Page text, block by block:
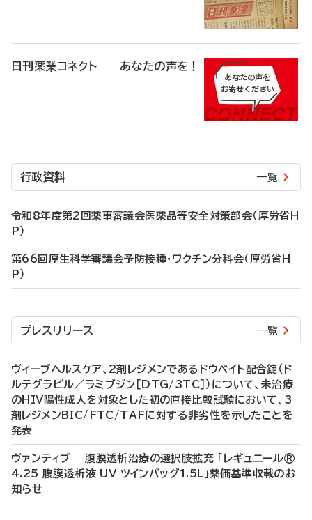
日刊薬業コネクト あなたの声を！
行政資料 一覧
令和8年度第2回薬事審議会医薬品等安全対策部会（厚労省H
P）
第66回厚生科学審議会予防接種・ワクチン分科会（厚労省H
P）
プレスリリース 一覧
ヴィーブヘルスケア、2剤レジメンであるドウベイト配合錠（ド
ルテグラビル／ラミブジン［DTG/3TC］）について、未治療
のHIV陽性成人を対象とした初の直接比較試験において、3
剤レジメンBIC/FTC/TAFに対する非劣性を示したことを
発表
ヴァンティブ 腹膜透析治療の選択肢拡充 「レギュニール®
4.25 腹膜透析液 UV ツインバッグ1.5L」薬価基準収載のお
知らせ